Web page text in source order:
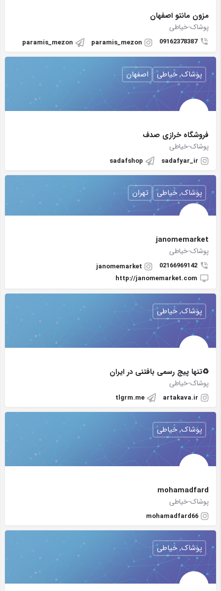
مزون مانتو اصفهان
پوشاک-خیاطی
09162378387
paramis_mezon
paramis_mezon
فروشگاه خرازی صدف
پوشاک-خیاطی
sadafyar_ir
sadafshop
پوشاک, خیاطی اصفهان
janomemarket
پوشاک-خیاطی
02166969142
janomemarket
http://janomemarket.com
پوشاک, خیاطی تهران
♻تنها پیج رسمی بافتنی در ایران
پوشاک-خیاطی
artakava.ir
tlgrm.me
پوشاک, خیاطی
mohamadfard
پوشاک-خیاطی
mohamadfard66
پوشاک, خیاطی
پوشاک, خیاطی